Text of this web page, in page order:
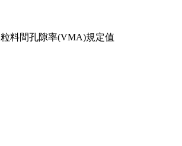
粒料間孔隙率(VMA)規定值